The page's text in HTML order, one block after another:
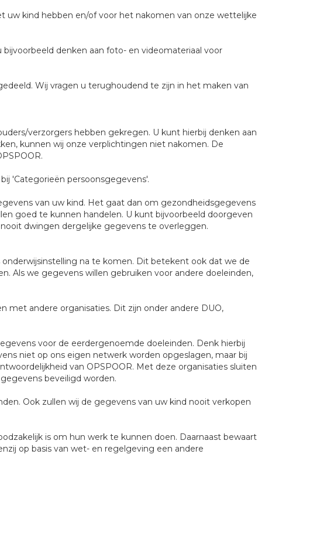
kind hebben en/of voor het nakomen van onze wettelijke
denken aan foto- en videomateriaal voor
Wij vragen u terughoudend te zijn in het maken van
verzorgers hebben gekregen. U kunt hierbij denken aan
kunnen wij onze verplichtingen niet nakomen. De
'Categorieën persoonsgegevens'.
van uw kind. Het gaat dan om gezondheidsgegevens
goed te kunnen handelen. U kunt bijvoorbeeld doorgeven
dwingen dergelijke gegevens te overleggen.
na te komen. Dit betekent ook dat we de
Als we gegevens willen gebruiken voor andere doeleinden,
met andere organisaties. Dit zijn onder andere DUO,
voor de eerdergenoemde doeleinden. Denk hierbij
niet op ons eigen netwerk worden opgeslagen, maar bij
van OPSPOOR. Met deze organisaties sluiten
beveiligd worden.
Ook zullen wij de gegevens van uw kind nooit verkopen
is om hun werk te kunnen doen. Daarnaast bewaart
op basis van wet- en regelgeving een andere